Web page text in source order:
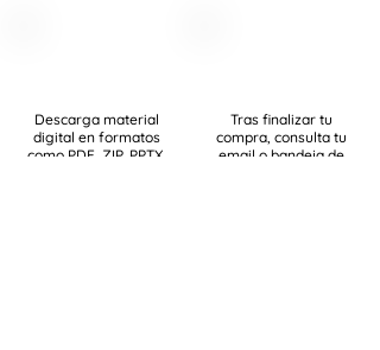
Descarga material
digital en formatos
como PDF, ZIP, PPTX,
Tras finalizar tu
compra, consulta tu
email o bandeja de